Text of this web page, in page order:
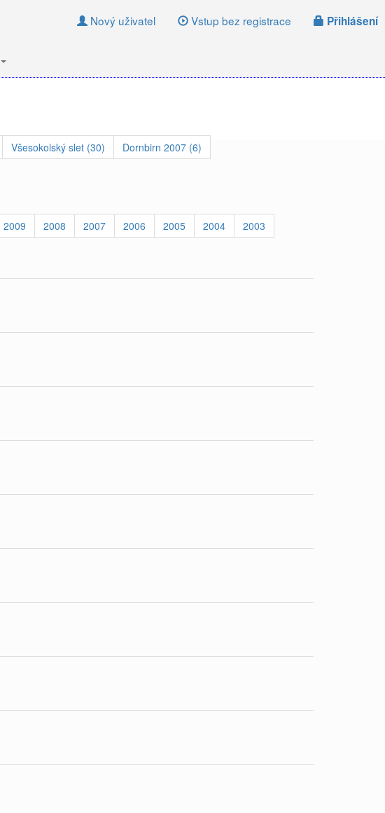
Nový uživatel Vstup bez registrace Přihlášení
Všesokolský slet (30)
Dornbirn 2007 (6)
2009 2008 2007 2006 2005 2004
2003